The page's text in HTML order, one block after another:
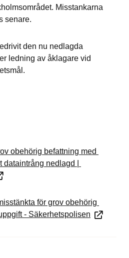
Misstankarna
senare.
den nu nedlagda
ledning av åklagare vid
obehörig befattning med
nedlagd |
för grov obehörig
- Säkerhetspolisen